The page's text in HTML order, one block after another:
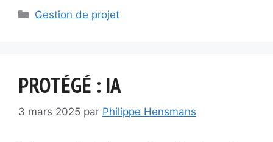
Catégories
Gestion de projet
PROTÉGÉ : IA
3 mars 2025 par Philippe Hensmans